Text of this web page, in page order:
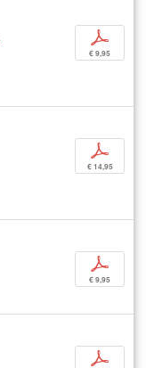
p
€ 9,95
p
€ 14,95
p
€ 9,95
p